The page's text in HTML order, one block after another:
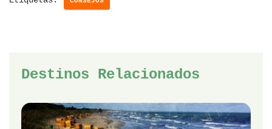
Destinos Relacionados